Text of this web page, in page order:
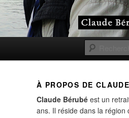
À PROPOS DE
Claude Bérubé est un
ans. Il réside dans la région